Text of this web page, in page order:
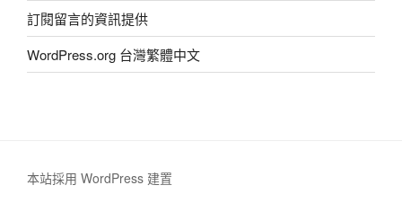
訂閱留言的資訊提供
WordPress.org 台灣繁體中文
本站採用 WordPress 建置